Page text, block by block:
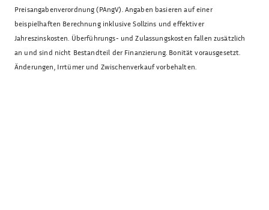
Preisangabenverordnung (PAngV). Angaben basieren auf einer
beispielhaften Berechnung inklusive Sollzins und effektiver
Jahreszinskosten. Überführungs- und Zulassungskosten fallen zusätzlich
an und sind nicht Bestandteil der Finanzierung. Bonität vorausgesetzt.
Änderungen, Irrtümer und Zwischenverkauf vorbehalten.